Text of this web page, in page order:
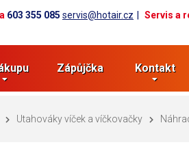
603 355 085 servis@hotair.cz Servis a
Zápůjčka Kontakt
Utahováky víček a víčkovačky